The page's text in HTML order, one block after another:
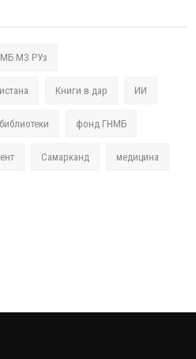
МЗ РУз
Книги в дар ИИ
библиотеки фонд ГНМБ
Самарканд медицина